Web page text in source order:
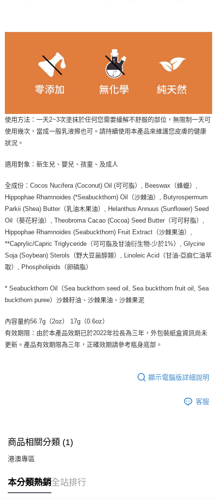
使用方法：一天2~3次塗抹於任何您需要緩解不舒服的部位，無限制一天可
使用幾次，當成一般乳液擦也可。請持續使用本產品來維護您皮膚的健康
狀況。
適用對象：新生兒、嬰兒、孩童、及成人
全成份：Cocos Nucifera (Coconut) Oil (可可脂）, Beeswax（蜂蠟）,
Hippophae Rhamnoides (*Seabuckthorn) Oil（沙棘油）, Butyrospermum
Parkii (Shea) Butter（乳油木果油）, Helanthus Annuus (Sunflower) Seed
Oil（葵花籽油）, Theobroma Cacao (Cocoa) Seed Butter（可可籽脂）,
Hippophae Rhamnoides (Seabuckthorn) Fruit Extract（沙棘果油）,
**Caprylic/Capric Triglyceride（可可脂及甘油衍生物-少於1%）, Glycine
Soja (Soybean) Sterols（野大豆甾醇類）, Linoleic Acid（甘油-亞麻仁油萃
取）, Phospholipids（卵磷脂）
* Seabuckthorn Oil（Sea buckthorn seed oil, Sea buckthorn fruit oil, Sea
buckthorn puree）沙棘籽油、沙棘果油、沙棘果泥
內容量約56.7g（2oz） 17g（0.6oz）
有效期限：由於本產品效期已於2022年拉長為三年，外包裝紙盒資訊尚未
更新。產品有效期限為三年，正確效期請參考瓶身底部。
顯示電腦版詳細說明
客服
商品相關分類 (1)
港澳專區
本分類熱銷全站排行